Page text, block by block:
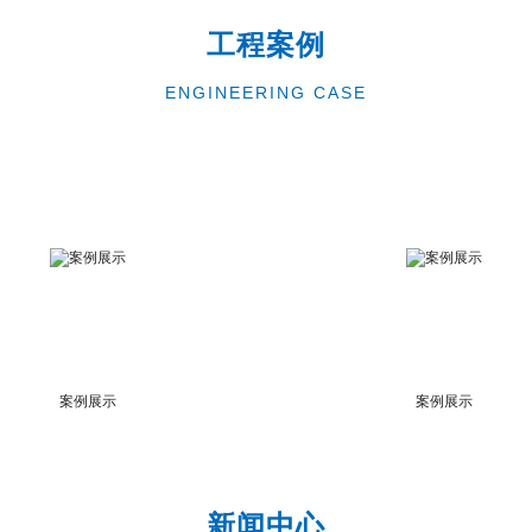
工程案例
ENGINEERING CASE
案例展示 案例展示
新闻中心